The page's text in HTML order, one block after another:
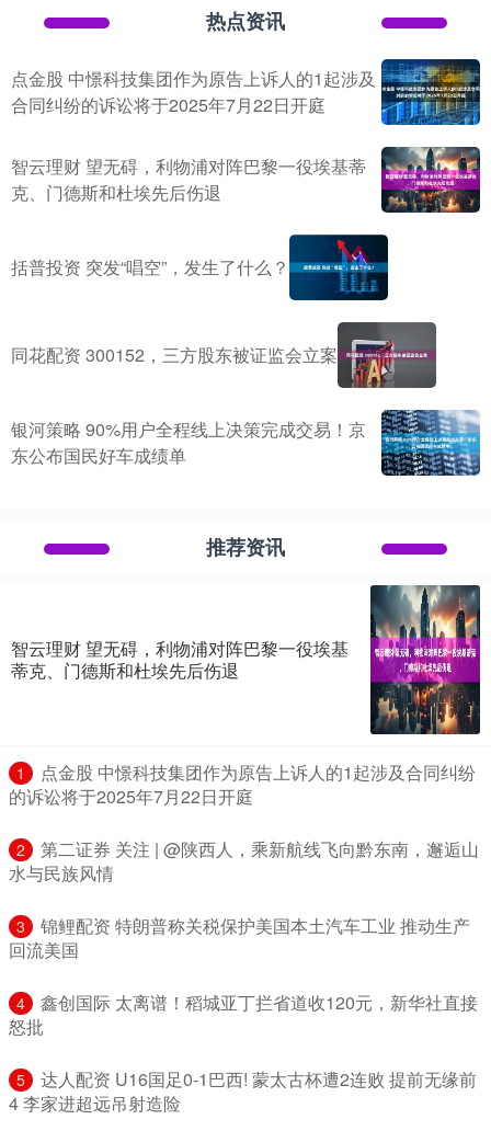
热点资讯
点金股 中憬科技集团作为原告上诉人的1起涉及
合同纠纷的诉讼将于2025年7月22日开庭
智云理财 望无碍，利物浦对阵巴黎一役埃基蒂
克、门德斯和杜埃先后伤退
括普投资 突发“唱空”，发生了什么？
同花配资 300152，三方股东被证监会立案
银河策略 90%用户全程线上决策完成交易！京
东公布国民好车成绩单
推荐资讯
智云理财 望无碍，利物浦对阵巴黎一役埃基
蒂克、门德斯和杜埃先后伤退
1
​点金股 中憬科技集团作为原告上诉人的1起涉及合同纠纷
的诉讼将于2025年7月22日开庭
2
​第二证券 关注 | @陕西人，乘新航线飞向黔东南，邂逅山
水与民族风情
3
​锦鲤配资 特朗普称关税保护美国本土汽车工业 推动生产
回流美国
4
​鑫创国际 太离谱！稻城亚丁拦省道收120元，新华社直接
怒批
5
​达人配资 U16国足0-1巴西! 蒙太古杯遭2连败 提前无缘前
4 李家进超远吊射造险